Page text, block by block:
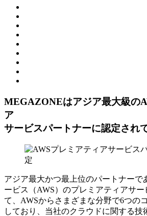
MEGAZONEはアジア最⼤級の
ア
サービスパートナーに認定され
アジア最大かつ最上位のパートナーで
ービス（AWS）のプレミアティアサ
て、AWSからさまざまな分野で6つの
しており、当社のクラウドに関する技